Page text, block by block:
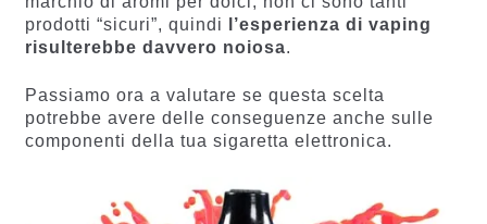
prodotti “sicuri”, quindi
l’esperienza di vaping
risulterebbe davvero noiosa.
Passiamo ora a valutare se questa scelta
potrebbe avere delle conseguenze anche sulle
componenti della tua sigaretta elettronica.